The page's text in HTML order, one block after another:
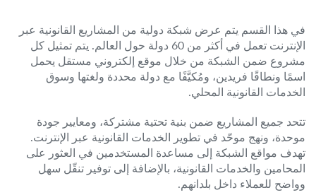
في هذا القسم يتم عرض شبكة دولية من المشاريع القانونية عبر
الإنترنت تعمل في أكثر من 60 دولة حول العالم. يتم تمثيل كل
مشروع ضمن الشبكة من خلال موقع إلكتروني مستقل يحمل
اسمًا ونطاقًا فريدين، ومُكيَّفًا مع دولة محددة ولغتها وسوق
الخدمات القانونية المحلي.
تتحد جميع المشاريع ضمن بنية تحتية مشتركة، ومعايير جودة
موحدة، ونهج موحّد في تطوير الخدمات القانونية عبر الإنترنت.
تهدف مواقع الشبكة إلى مساعدة المستخدمين في العثور على
المحامين والخدمات القانونية، بالإضافة إلى توفير تنقّل سهل
وواضح للعملاء داخل بلدانهم.